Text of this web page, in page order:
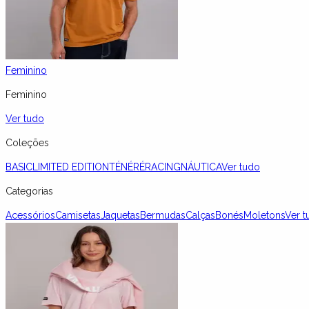
Feminino
Feminino
Ver tudo
Coleções
BASIC LIMITED EDITIONTÉNÉRÉRACINGNÁUTICAVer tudo
Categorias
AcessóriosCamisetasJaquetasBermudasCalçasBonésMoletonsVer